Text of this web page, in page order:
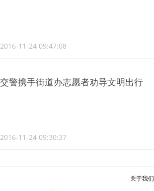
2016-11-24 09:47:08
交警携手街道办志愿者劝导文明出行
2016-11-24 09:30:37
关于我们